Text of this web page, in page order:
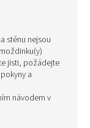
stěnu nejsou
jisti, požádejte
a
návodem v